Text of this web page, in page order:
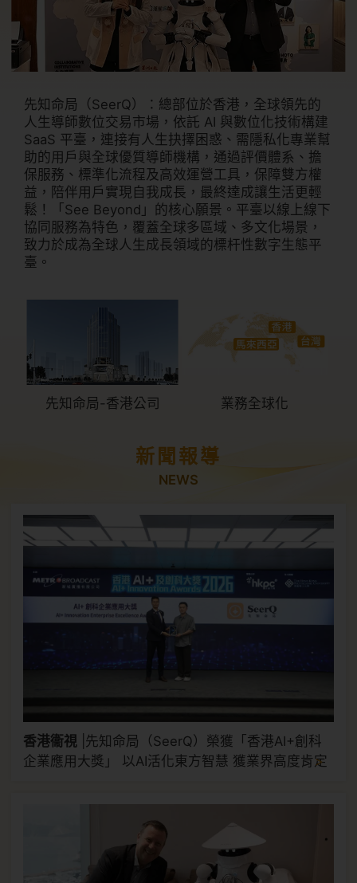
先知命局（SeerQ）：總部位於香港，全球領先的
人生導師數位交易市場，依託 AI 與數位化技術構建
SaaS 平臺，連接有人生抉擇困惑、需隱私化專業幫
助的用戶與全球優質導師機構，通過評價體系、擔
保服務、標準化流程及高效運營工具，保障雙方權
益，陪伴用戶實現自我成長，最終達成讓生活更輕
鬆！「See Beyond」的核心願景。平臺以線上線下
協同服務為特色，覆蓋全球多區域、多文化場景，
致力於成為全球人生成長領域的標杆性數字生態平
臺。
先知命局-香港公司 業務全球化
新聞報導
NEWS
香港衞視| 先知命局（SeerQ）榮獲「香港AI+創科
企業應用大獎」 以AI活化東方智慧 獲業界高度肯定
>